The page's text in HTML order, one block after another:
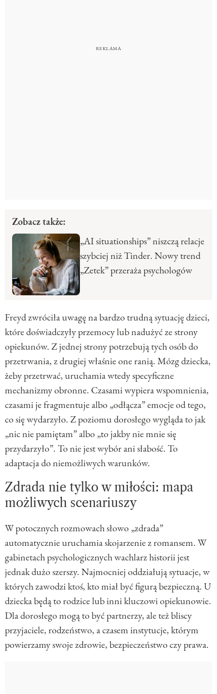
Zobacz także:
„AI situationships” niszczą relacje
szybciej niż Tinder. Nowy trend
„Zetek” przeraża psychologów
Freyd zwróciła uwagę na bardzo trudną sytuację dzieci,
które doświadczyły przemocy lub nadużyć ze strony
opiekunów. Z jednej strony potrzebują tych osób do
przetrwania, z drugiej właśnie one ranią. Mózg dziecka,
żeby przetrwać, uruchamia wtedy specyficzne
mechanizmy obronne. Czasami wypiera wspomnienia,
czasami je fragmentuje albo „odłącza” emocje od tego,
co się wydarzyło. Z poziomu dorosłego wygląda to jak
„nic nie pamiętam” albo „to jakby nie mnie się
przydarzyło”. To nie jest wybór ani słabość. To
adaptacja do niemożliwych warunków.
Zdrada nie tylko w miłości: mapa
możliwych scenariuszy
W potocznych rozmowach słowo „zdrada”
automatycznie uruchamia skojarzenie z romansem. W
gabinetach psychologicznych wachlarz historii jest
jednak dużo szerszy. Najmocniej oddziałują sytuacje, w
których zawodzi ktoś, kto miał być figurą bezpieczną. U
dziecka będą to rodzice lub inni kluczowi opiekunowie.
Dla dorosłego mogą to być partnerzy, ale też bliscy
przyjaciele, rodzeństwo, a czasem instytucje, którym
powierzamy swoje zdrowie, bezpieczeństwo czy prawa.